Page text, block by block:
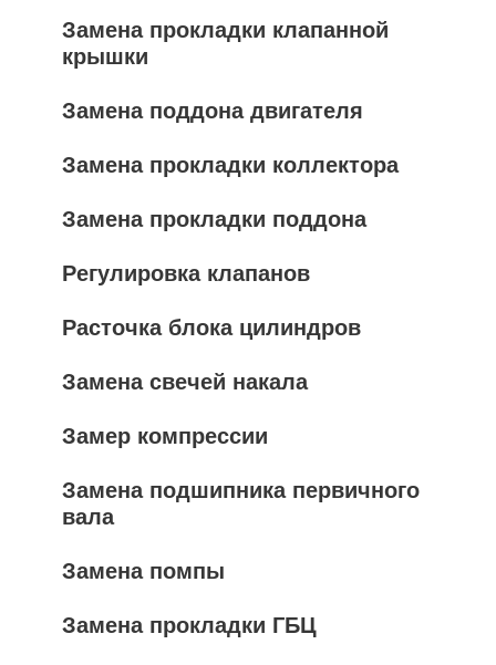
Замена прокладки клапанной
крышки
Замена поддона двигателя
Замена прокладки коллектора
Замена прокладки поддона
Регулировка клапанов
Расточка блока цилиндров
Замена свечей накала
Замер компрессии
Замена подшипника первичного
вала
Замена помпы
Замена прокладки ГБЦ